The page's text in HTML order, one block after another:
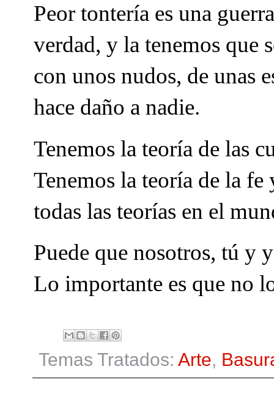
Peor tontería es una
verdad, y la tenemos que
con unos nudos, de unas
hace daño a nadie.
Tenemos la teoría de las
Tenemos la teoría de la
todas las teorías en el
Puede que nosotros, tú y
Lo importante es que no
Temas Tratados: Arte,